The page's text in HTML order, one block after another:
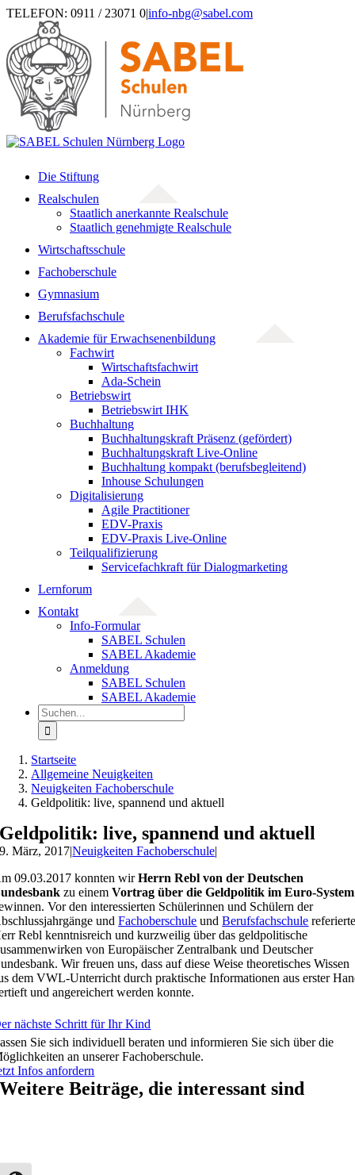
Zum
springen
TELEFON: 0911 / 23071 0|info-nbg@sabel.com
Die Stiftung
Realschulen
Staatlich anerkannte Realschule
Staatlich genehmigte Realschule
Wirtschaftsschule
Fachoberschule
Gymnasium
Berufsfachschule
Akademie für Erwachsenenbildung
Fachwirt
Wirtschaftsfachwirt
Ada-Schein
Betriebswirt
Betriebswirt IHK
Buchhaltung
Buchhaltungskraft Präsenz (gefördert)
Buchhaltungskraft Live-Online
Buchhaltung kompakt (berufsbegleitend)
Inhouse Schulungen
Digitalisierung
Agile Practitioner
EDV-Praxis
EDV-Praxis Live-Online
Teilqualifizierung
Servicefachkraft für Dialogmarketing
Lernforum
Kontakt
Info-Formular
SABEL Schulen
SABEL Akademie
Anmeldung
SABEL Schulen
SABEL Akademie
Suche
nach:
Startseite
Allgemeine Neuigkeiten
Neuigkeiten Fachoberschule
Geldpolitik: live, spannend und aktuell
Geldpolitik: live, spannend und aktuell
9. März, 2017|Neuigkeiten Fachoberschule|
09.03.2017 konnten wirHerrn Rebl von der Deutschen
zu einemVortrag über die Geldpolitik im Euro-System
Vor den interessierten Schülerinnen und Schülern der
undFachoberschule undBerufsfachschule
Rebl kenntnisreich und kurzweilig über das geldpolitische
von Europäischer Zentralbank und Deutscher
Wir freuen uns, dass auf diese Weise theoretisches Wissen
dem VWL-Unterricht durch praktische Informationen aus erster
und angereichert werden konnte.
nächste Schritt für Ihr Kind
Sie sich individuell beraten und informieren Sie sich über die
an unserer Fachoberschule.
Infos anfordern
Weitere Beiträge, die interessant sind